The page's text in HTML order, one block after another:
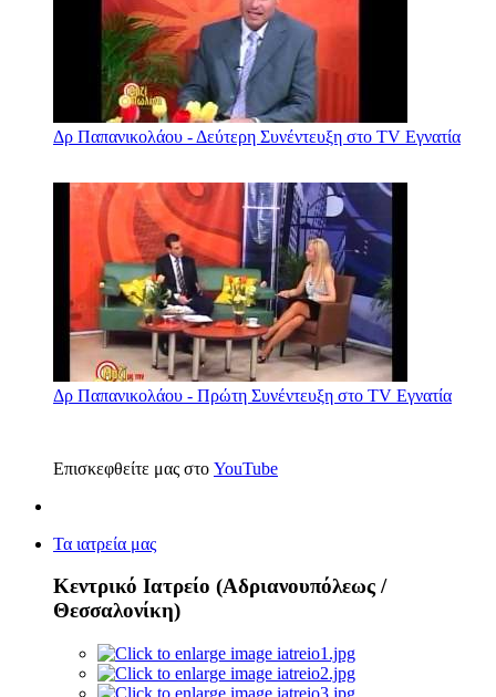
Δρ Παπανικολάου - Δεύτερη Συνέντευξη στο TV Εγνατία
Δρ Παπανικολάου - Πρώτη Συνέντευξη στο TV Εγνατία
Επισκεφθείτε μας στο YouTube
Τα ιατρεία μας
Κεντρικό Ιατρείο (Αδριανουπόλεως /
Θεσσαλονίκη)